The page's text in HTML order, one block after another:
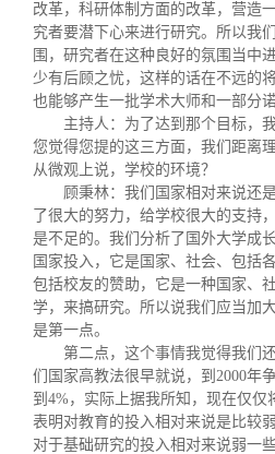
改革，科研体制方面的改革，营造
究者要潜下心来进行研究。所以我
围，研究者在这种良好的氛围当中
少有后顾之忧，这样的话在不远的
也能够产生一批学术大师和一部分
主持人：为了达到那个目标，
您觉得您提的这三方面，我们距离
从微观上说，学校的环境？
顾秉林：我们国家相对来说还
了很大的努力，给学校很大的支持
是不足的。我们分析了国外大学成
国家投入，它是国家、社会、包括
包括校友的赞助，它是一种国家、
学，来搞研究。所以说我们应当加
是第一点。
第二点，这个事情我觉得我们
们国家高教法很早就说，到 2000年
到 4%，实际上据我所知，现在仅仅
表明对教育的投入相对来说是比较
对于基础研究的投入相对来说弱一